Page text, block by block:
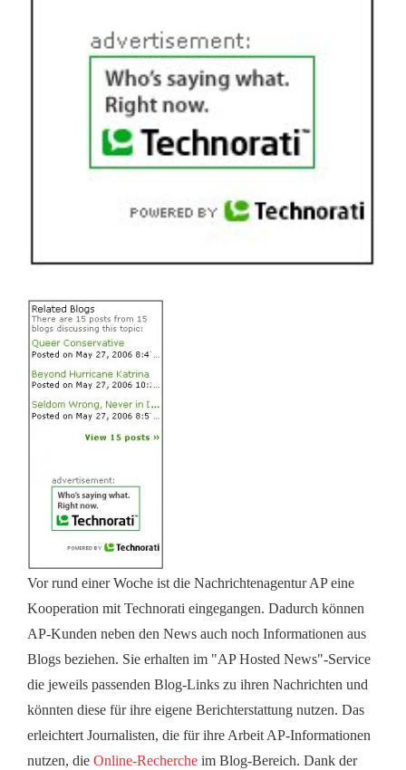
Vor rund einer Woche ist die Nachrichtenagentur AP eine
Kooperation mit Technorati eingegangen. Dadurch können
AP-Kunden neben den News auch noch Informationen aus
Blogs beziehen. Sie erhalten im "AP Hosted News"-Service
die jeweils passenden Blog-Links zu ihren Nachrichten und
könnten diese für ihre eigene Berichterstattung nutzen. Das
erleichtert Journalisten, die für ihre Arbeit AP-Informationen
nutzen, die Online-Recherche im Blog-Bereich. Dank der